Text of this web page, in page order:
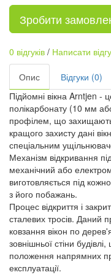
Зробити
0 відгуків / Написати
Опис
Відгуки (0)
Підйомні вікна Arntjen -
полікарбонату (10 мм
профілем, що захищають
кращого захисту дані
спеціальним
Механізм відкривання
механічний або
виготовляється під
з його побажань.
Процес відкриття і
сталевих тросів. Даний
ковзання вікон по
зовнішньої стіни
положення напрямних
експлуатації.